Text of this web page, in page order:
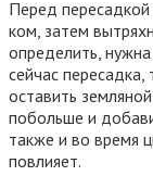
Перед
ком, затем
определить,
сейчас
оставить
побольше и
также и во время
повлияет.